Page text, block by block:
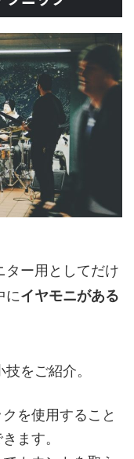
ター用としてだけ
にイヤモニがある
をご紹介。
を使用すること
ます。